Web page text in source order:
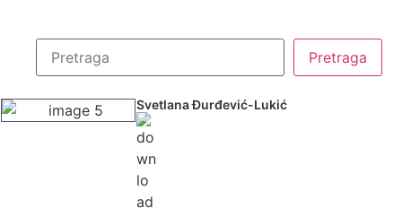
Svetlana Đurđević-Lukić